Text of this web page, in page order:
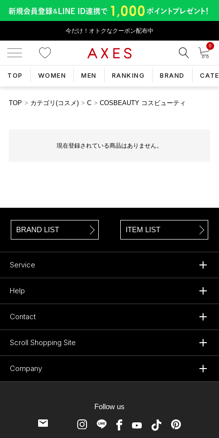
今だけ！オトクなクーポン配布中
0
TOP WOMEN MEN RANKING BRAND
TOP カテゴリ(コスメ) C COSBEAUTY コスビューティ
現在登録されている商品はありません。
BRAND LIST ITEM LIST
Service
Help
Contact
Scroll Shopping Site
Company
Follow us